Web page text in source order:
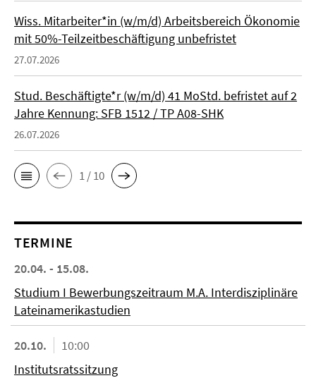
Wiss. Mitarbeiter*in (w/m/d) Arbeitsbereich Ökonomie
mit 50%-Teilzeitbeschäftigung unbefristet
27.07.2026
Stud. Beschäftigte*r (w/m/d) 41 MoStd. befristet auf 2
Jahre Kennung: SFB 1512 / TP A08-SHK
26.07.2026
1 / 10
TERMINE
20.04. - 15.08.
Studium I Bewerbungszeitraum M.A. Interdisziplinäre
Lateinamerikastudien
20.10.
10:00
Institutsratssitzung